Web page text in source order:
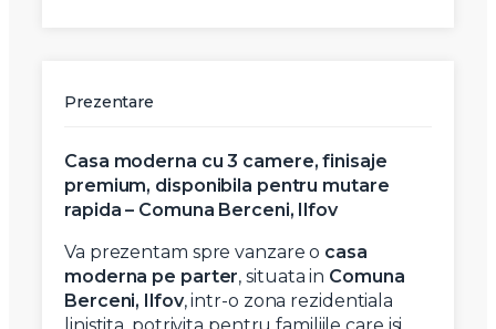
Prezentare
Casa moderna cu 3 camere, finisaje
premium, disponibila pentru mutare
rapida – Comuna Berceni, Ilfov
Va prezentam spre vanzare o casa
moderna pe parter, situata in Comuna
Berceni, Ilfov, intr-o zona rezidentiala